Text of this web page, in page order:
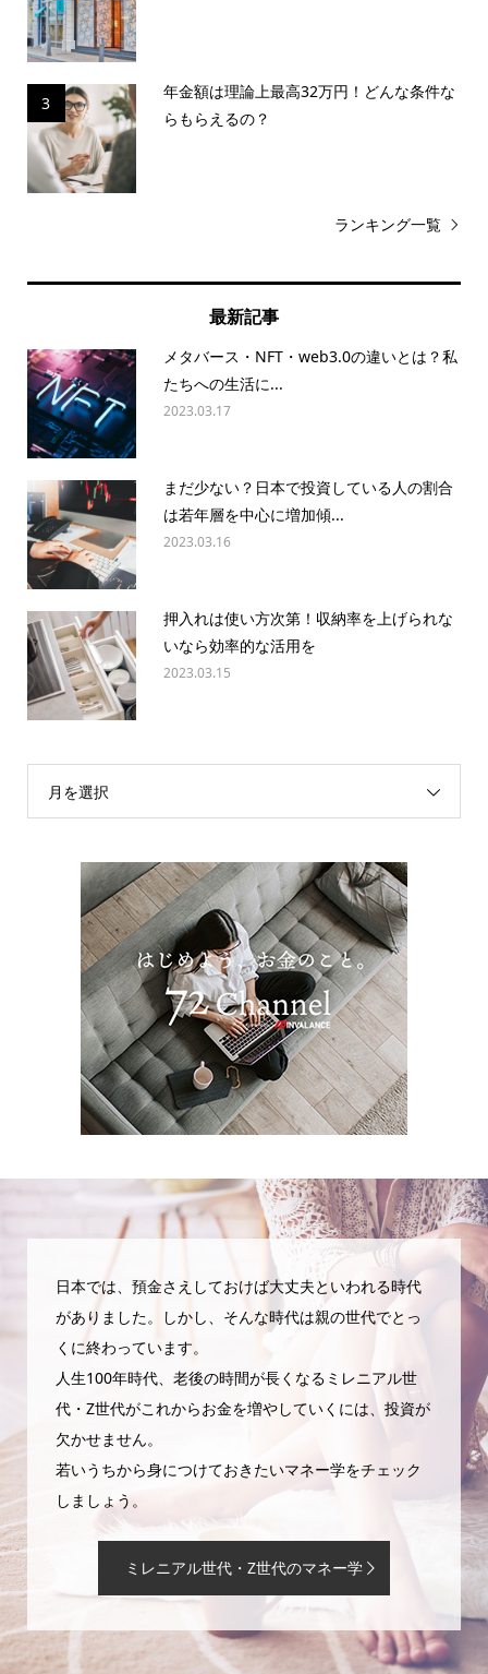
3
年金額は理論上最高32万円！どんな条件な
らもらえるの？
ランキング一覧
最新記事
メタバース・NFT・web3.0の違いとは？私
たちへの生活に...
2023.03.17
まだ少ない？日本で投資している人の割合
は若年層を中心に増加傾...
2023.03.16
押入れは使い方次第！収納率を上げられな
いなら効率的な活用を
2023.03.15
月を選択
日本では、預金さえしておけば大丈夫といわれる時代
がありました。しかし、そんな時代は親の世代でとっ
くに終わっています。
人生100年時代、老後の時間が長くなるミレニアル世
代・Z世代がこれからお金を増やしていくには、投資が
欠かせません。
若いうちから身につけておきたいマネー学をチェック
しましょう。
ミレニアル世代・Z世代のマネー学